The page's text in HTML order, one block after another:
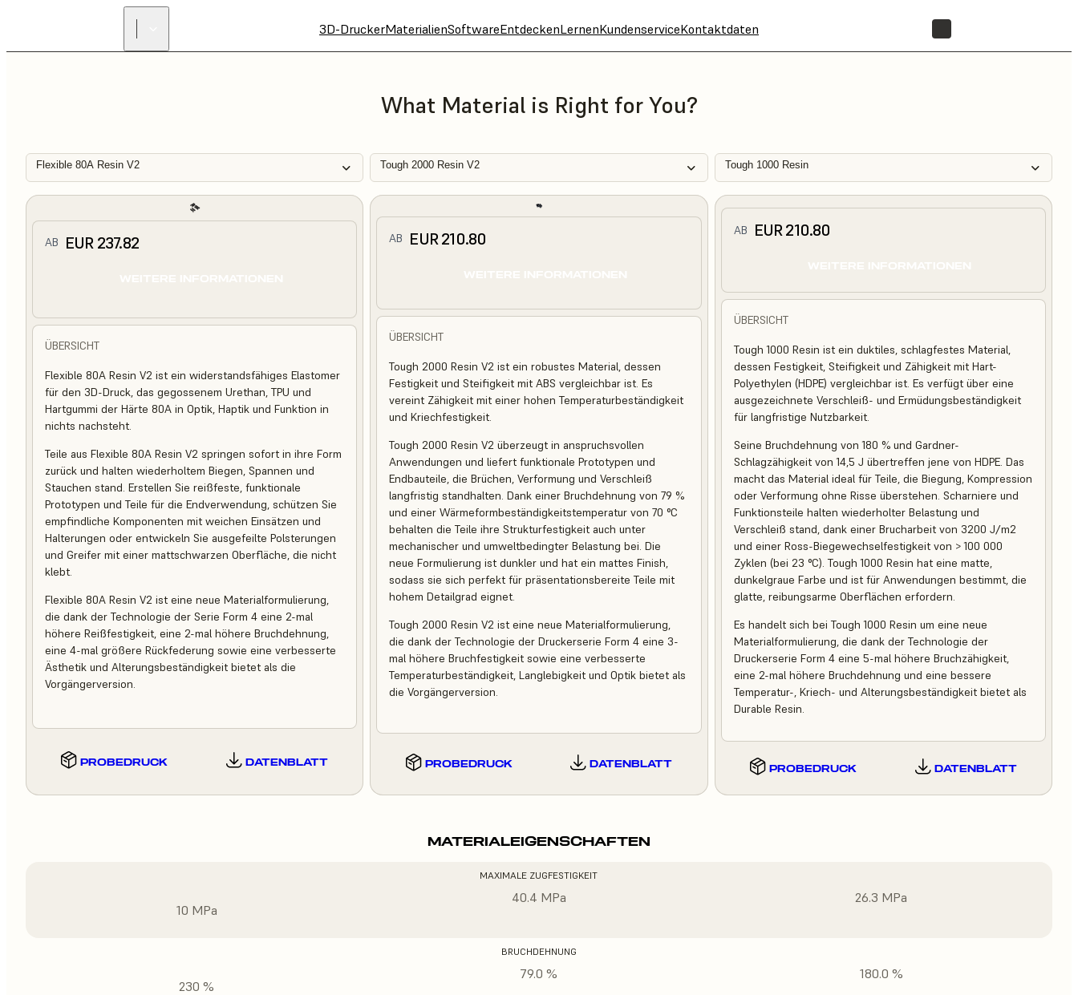
3D-DruckerMaterialienSoftwareEntdeckenLernenKundenserviceKontaktdaten
What Material is Right for You?
Flexible 80A Resin V2 Tough 2000 Resin V2 Tough 1000 Resin
AB EUR 237.82
ÜBERSICHT
Flexible 80A Resin V2 ist ein widerstandsfähiges Elastomer
für den 3D-Druck, das gegossenem Urethan, TPU und
Hartgummi der Härte 80A in Optik, Haptik und Funktion in
nichts nachsteht.
Teile aus Flexible 80A Resin V2 springen sofort in ihre Form
zurück und halten wiederholtem Biegen, Spannen und
Stauchen stand. Erstellen Sie reißfeste, funktionale
Prototypen und Teile für die Endverwendung, schützen Sie
empfindliche Komponenten mit weichen Einsätzen und
Halterungen oder entwickeln Sie ausgefeilte Polsterungen
und Greifer mit einer mattschwarzen Oberfläche, die nicht
klebt.
Flexible 80A Resin V2 ist eine neue Materialformulierung,
die dank der Technologie der Serie Form 4 eine 2-mal
höhere Reißfestigkeit, eine 2-mal höhere Bruchdehnung,
eine 4-mal größere Rückfederung sowie eine verbesserte
Ästhetik und Alterungsbeständigkeit bietet als die
Vorgängerversion.
PROBEDRUCK DATENBLATT
AB EUR 210.80
ÜBERSICHT
Tough 2000 Resin V2 ist ein robustes Material, dessen
Festigkeit und Steifigkeit mit ABS vergleichbar ist. Es
vereint Zähigkeit mit einer hohen Temperaturbeständigkeit
und Kriechfestigkeit.
Tough 2000 Resin V2 überzeugt in anspruchsvollen
Anwendungen und liefert funktionale Prototypen und
Endbauteile, die Brüchen, Verformung und Verschleiß
langfristig standhalten. Dank einer Bruchdehnung von 79 %
und einer Wärmeformbeständigkeitstemperatur von 70 °C
behalten die Teile ihre Strukturfestigkeit auch unter
mechanischer und umweltbedingter Belastung bei. Die
neue Formulierung ist dunkler und hat ein mattes Finish,
sodass sie sich perfekt für präsentationsbereite Teile mit
hohem Detailgrad eignet.
Tough 2000 Resin V2 ist eine neue Materialformulierung,
die dank der Technologie der Druckerserie Form 4 eine 3-
mal höhere Bruchfestigkeit sowie eine verbesserte
Temperaturbeständigkeit, Langlebigkeit und Optik bietet als
die Vorgängerversion.
PROBEDRUCK DATENBLATT
AB EUR 210.80
ÜBERSICHT
Tough 1000 Resin ist ein duktiles, schlagfestes Material,
dessen Festigkeit, Steifigkeit und Zähigkeit mit Hart-
Polyethylen (HDPE) vergleichbar ist. Es verfügt über eine
ausgezeichnete Verschleiß- und Ermüdungsbeständigkeit
für langfristige Nutzbarkeit.
Seine Bruchdehnung von 180 % und Gardner-
Schlagzähigkeit von 14,5 J übertreffen jene von HDPE. Das
macht das Material ideal für Teile, die Biegung, Kompression
oder Verformung ohne Risse überstehen. Scharniere und
Funktionsteile halten wiederholter Belastung und
Verschleiß stand, dank einer Brucharbeit von 3200 J/m2
und einer Ross-Biegewechselfestigkeit von > 100 000
Zyklen (bei 23 °C). Tough 1000 Resin hat eine matte,
dunkelgraue Farbe und ist für Anwendungen bestimmt, die
glatte, reibungsarme Oberflächen erfordern.
Es handelt sich bei Tough 1000 Resin um eine neue
Materialformulierung, die dank der Technologie der
Druckerserie Form 4 eine 5-mal höhere Bruchzähigkeit,
eine 2-mal höhere Bruchdehnung und eine bessere
Temperatur-, Kriech- und Alterungsbeständigkeit bietet als
Durable Resin.
PROBEDRUCK DATENBLATT
MATERIALEIGENSCHAFTEN
MAXIMALE ZUGFESTIGKEIT
10 MPa
40.4 MPa 26.3 MPa
BRUCHDEHNUNG
230 %
79.0 % 180.0 %